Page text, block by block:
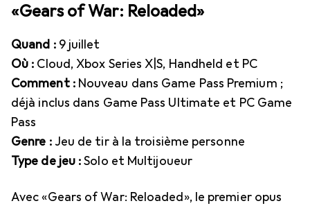
«Gears of War: Reloaded»
Quand :9 juillet
Où : Cloud, Xbox Series X|S, Handheld et PC
Comment :Nouveau dans Game Pass Premium ;
déjà inclus dans Game Pass Ultimate et PC Game
Pass
Genre :Jeu de tir à la troisième personne
Type de jeu :Solo et Multijoueur
Avec «Gears of War: Reloaded», le premier opus